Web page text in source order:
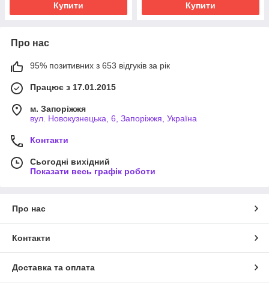
Купити Купити
Про нас
95% позитивних з 653 відгуків за рік
Працює з 17.01.2015
м. Запоріжжя
вул. Новокузнецька, 6, Запоріжжя, Україна
Контакти
Сьогодні вихідний
Показати весь графік роботи
Про нас
Контакти
Доставка та оплата